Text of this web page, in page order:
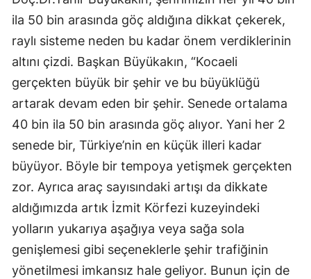
ila 50 bin arasında göç aldığına dikkat çekerek,
raylı sisteme neden bu kadar önem verdiklerinin
altını çizdi. Başkan Büyükakın, “Kocaeli
gerçekten büyük bir şehir ve bu büyüklüğü
artarak devam eden bir şehir. Senede ortalama
40 bin ila 50 bin arasında göç alıyor. Yani her 2
senede bir, Türkiye’nin en küçük illeri kadar
büyüyor. Böyle bir tempoya yetişmek gerçekten
zor. Ayrıca araç sayısındaki artışı da dikkate
aldığımızda artık İzmit Körfezi kuzeyindeki
yolların yukarıya aşağıya veya sağa sola
genişlemesi gibi seçeneklerle şehir trafiğinin
yönetilmesi imkansız hale geliyor. Bunun için de